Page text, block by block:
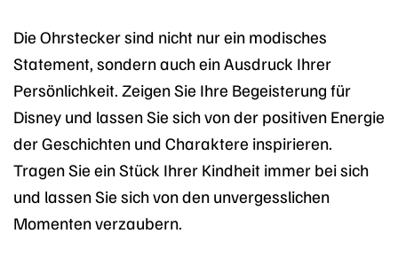
Die Ohrstecker sind nicht nur ein modisches
Statement, sondern auch ein Ausdruck Ihrer
Persönlichkeit. Zeigen Sie Ihre Begeisterung für
Disney und lassen Sie sich von der positiven Energie
der Geschichten und Charaktere inspirieren.
Tragen Sie ein Stück Ihrer Kindheit immer bei sich
und lassen Sie sich von den unvergesslichen
Momenten verzaubern.